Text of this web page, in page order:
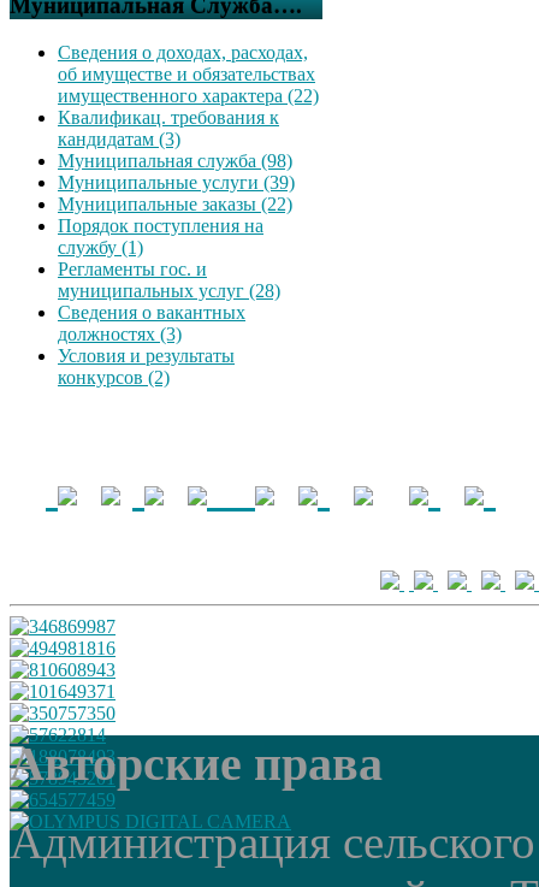
Муниципальная Служба….
Сведения о доходах, расходах,
об имуществе и обязательствах
имущественного характера (22)
Квалификац. требования к
кандидатам (3)
Муниципальная служба (98)
Муниципальные услуги (39)
Муниципальные заказы (22)
Порядок поступления на
службу (1)
Регламенты гос. и
муниципальных услуг (28)
Сведения о вакантных
должностях (3)
Условия и результаты
конкурсов (2)
Авторские права
Администрация